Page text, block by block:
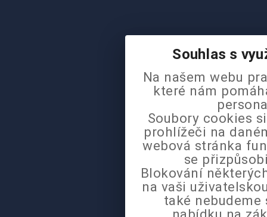
Souhlas s
Na našem webu
které nám
Soubory cookies
prohlížeči na
webová stránka
se
Blokování
na vaši
také